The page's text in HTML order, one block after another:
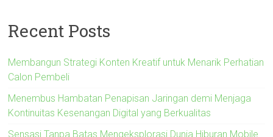
Recent Posts
Membangun Strategi Konten Kreatif untuk Menarik Perhatian
Calon Pembeli
Menembus Hambatan Penapisan Jaringan demi Menjaga
Kontinuitas Kesenangan Digital yang Berkualitas
Sensasi Tanpa Batas Mengeksplorasi Dunia Hiburan Mobile